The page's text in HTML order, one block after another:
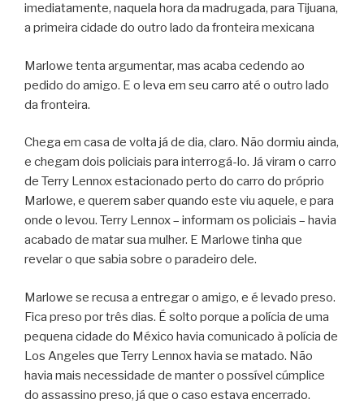
imediatamente, naquela hora da madrugada, para Tijuana,
a primeira cidade do outro lado da fronteira mexicana
Marlowe tenta argumentar, mas acaba cedendo ao
pedido do amigo. E o leva em seu carro até o outro lado
da fronteira.
Chega em casa de volta já de dia, claro. Não dormiu ainda,
e chegam dois policiais para interrogá-lo. Já viram o carro
de Terry Lennox estacionado perto do carro do próprio
Marlowe, e querem saber quando este viu aquele, e para
onde o levou. Terry Lennox – informam os policiais – havia
acabado de matar sua mulher. E Marlowe tinha que
revelar o que sabia sobre o paradeiro dele.
Marlowe se recusa a entregar o amigo, e é levado preso.
Fica preso por três dias. É solto porque a polícia de uma
pequena cidade do México havia comunicado à polícia de
Los Angeles que Terry Lennox havia se matado. Não
havia mais necessidade de manter o possível cúmplice
do assassino preso, já que o caso estava encerrado.